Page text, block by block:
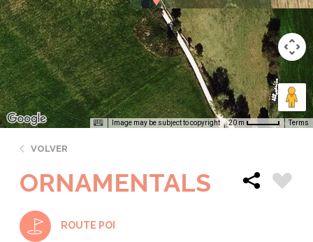
Image may be subject to copyright 20 m Terms
VOLVER
ORNAMENTALS
ROUTE POI